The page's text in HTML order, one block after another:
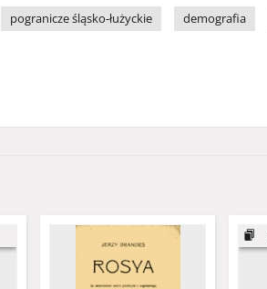
pogranicze śląsko-łużyckie
demografia